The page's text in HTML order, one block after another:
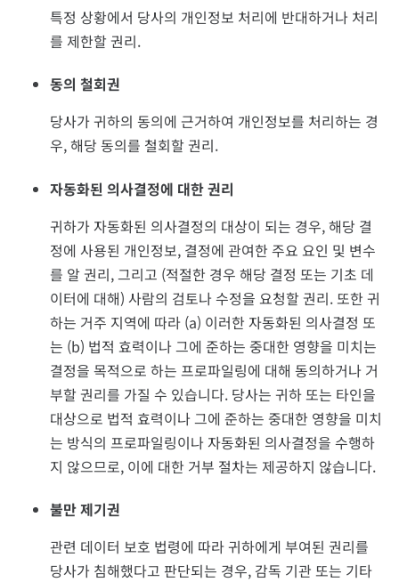
특정 상황에서 당사의 개인정보 처리에 반대하거나 처리
를 제한할 권리.
동의 철회권
당사가 귀하의 동의에 근거하여 개인정보를 처리하는 경
우, 해당 동의를 철회할 권리.
자동화된 의사결정에 대한 권리
귀하가 자동화된 의사결정의 대상이 되는 경우, 해당 결
정에 사용된 개인정보, 결정에 관여한 주요 요인 및 변수
를 알 권리, 그리고 (적절한 경우 해당 결정 또는 기초 데
이터에 대해) 사람의 검토나 수정을 요청할 권리. 또한 귀
하는 거주 지역에 따라 (a) 이러한 자동화된 의사결정 또
는 (b) 법적 효력이나 그에 준하는 중대한 영향을 미치는
결정을 목적으로 하는 프로파일링에 대해 동의하거나 거
부할 권리를 가질 수 있습니다. 당사는 귀하 또는 타인을
대상으로 법적 효력이나 그에 준하는 중대한 영향을 미치
는 방식의 프로파일링이나 자동화된 의사결정을 수행하
지 않으므로, 이에 대한 거부 절차는 제공하지 않습니다.
­불만 제기권
관련 데이터 보호 법령에 따라 귀하에게 부여된 권리를
당사가 침해했다고 판단되는 경우, 감독 기관 또는 기타